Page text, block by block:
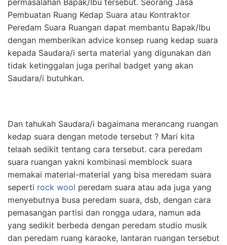
permasalahan Bapak/Ibu tersebut. Seorang Jasa
Pembuatan Ruang Kedap Suara atau Kontraktor
Peredam Suara Ruangan dapat membantu Bapak/Ibu
dengan memberikan advice konsep ruang kedap suara
kepada Saudara/i serta material yang digunakan dan
tidak ketinggalan juga perihal badget yang akan
Saudara/i butuhkan.
Dan tahukah Saudara/i bagaimana merancang ruangan
kedap suara dengan metode tersebut ? Mari kita
telaah sedikit tentang cara tersebut. cara peredam
suara ruangan yakni kombinasi memblock suara
memakai material-material yang bisa meredam suara
seperti rock wool peredam suara atau ada juga yang
menyebutnya busa peredam suara, dsb, dengan cara
pemasangan partisi dan rongga udara, namun ada
yang sedikit berbeda dengan peredam studio musik
dan peredam ruang karaoke, lantaran ruangan tersebut